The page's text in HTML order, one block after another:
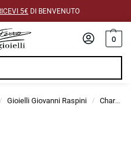
5€ DI BENVENUTO
0
/ Gioielli Giovanni Raspini / Charms Giovanni Raspini